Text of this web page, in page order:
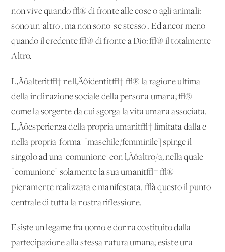
non vive quando √® di fronte alle cose o agli animali:
sono un 'altro', ma non sono 'se stesso'. Ed ancor meno
quando il credente √® di fronte a Dio: √® il totalmente
Altro.
L‚Äôalterit√† nell‚Äôidentit√† √® la ragione ultima
della inclinazione sociale della persona umana; √®
come la sorgente da cui sgorga la vita umana associata.
L‚Äôesperienza della propria umanit√† limitata dalla e
nella propria 'forma' [maschile/femminile] spinge il
singolo ad una 'comunione' con l‚Äôaltro/a, nella quale
[comunione] solamente la sua umanit√† √®
pienamente realizzata e manifestata. √à questo il punto
centrale di tutta la nostra riflessione.
Esiste un legame fra uomo e donna costituito dalla
partecipazione alla stessa natura umana; esiste una